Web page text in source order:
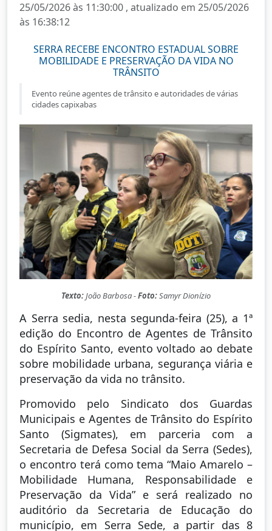
25/05/2026 às 11:30:00 , atualizado em 25/05/2026
às 16:38:12
SERRA RECEBE ENCONTRO ESTADUAL SOBRE
MOBILIDADE E PRESERVAÇÃO DA VIDA NO
TRÂNSITO
Evento reúne agentes de trânsito e autoridades de várias
cidades capixabas
Texto:João Barbosa -Foto:Samyr Dionízio
A Serra sedia, nesta segunda-feira (25), a 1ª
edição do Encontro de Agentes de Trânsito
do Espírito Santo, evento voltado ao debate
sobre mobilidade urbana, segurança viária e
preservação da vida no trânsito.
Promovido pelo Sindicato dos Guardas
Municipais e Agentes de Trânsito do Espírito
Santo (Sigmates), em parceria com a
Secretaria de Defesa Social da Serra (Sedes),
o encontro terá como tema “Maio Amarelo –
Mobilidade Humana, Responsabilidade e
Preservação da Vida” e será realizado no
auditório da Secretaria de Educação do
município, em Serra Sede, a partir das 8